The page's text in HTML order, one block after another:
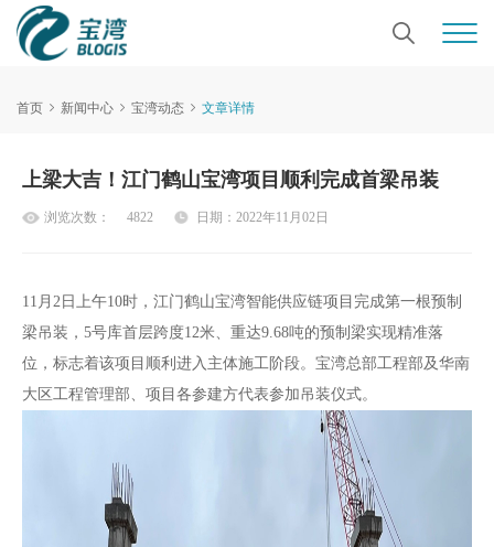
首页 新闻中心 宝湾动态 文章详情
上梁大吉！江门鹤山宝湾项目顺利完成首梁吊装
浏览次数： 4822 日期：2022年11月02日
11 月2 日上午10时，江门鹤山宝湾智能供应链项目完成第一根预制
梁吊装，5号库首层跨度12米、重达9.68吨的预制梁实现精准落
位，标志着该项目顺利进入主体施工阶段。宝湾总部工程部及华南
大区工程管理部、项目各参建方代表参加吊装仪式。